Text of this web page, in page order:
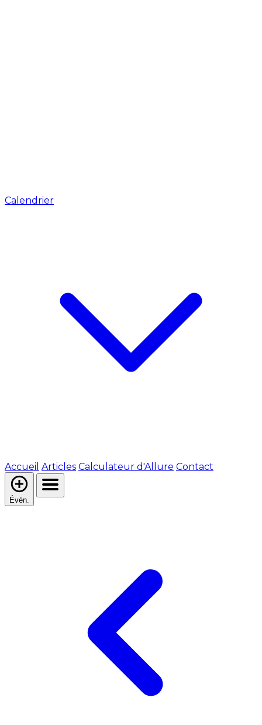
Calendrier
Accueil Articles Calculateur d'Allure Contact
Évén.